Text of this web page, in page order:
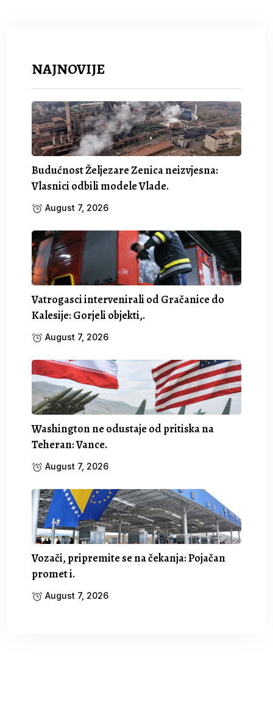
NAJNOVIJE
Budućnost Željezare Zenica neizvjesna:
Vlasnici odbili modele Vlade.
August 7, 2026
Vatrogasci intervenirali od Gračanice do
Kalesije: Gorjeli objekti,.
August 7, 2026
Washington ne odustaje od pritiska na
Teheran: Vance.
August 7, 2026
Vozači, pripremite se na čekanja: Pojačan
promet i.
August 7, 2026